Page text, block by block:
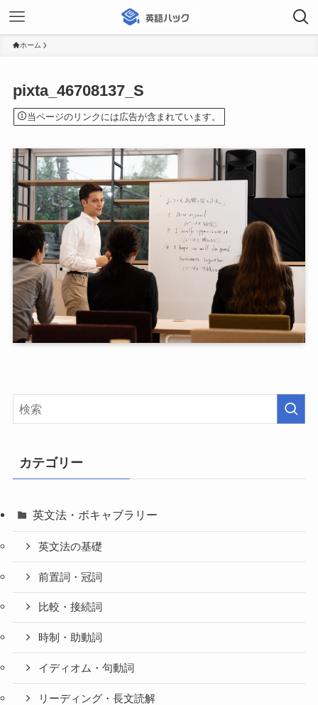
ホーム
pixta_46708137_S
当ページのリンクには広告が含まれています。
カテゴリー
英文法・ボキャブラリー
英文法の基礎
前置詞・冠詞
比較・接続詞
時制・助動詞
イディオム・句動詞
リーディング・長文読解